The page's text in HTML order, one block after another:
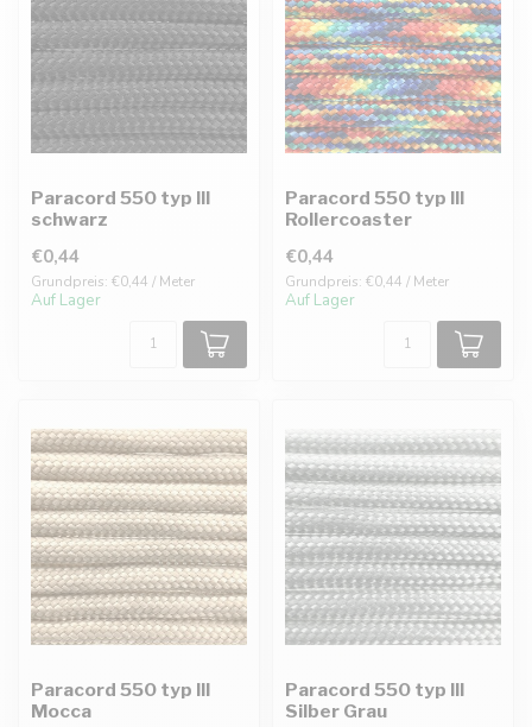
Paracord 550 typ III
schwarz
€0,44
Grundpreis: €0,44 / Meter
Auf Lager
Paracord 550 typ III
Rollercoaster
€0,44
Grundpreis: €0,44 / Meter
Auf Lager
Paracord 550 typ III
Mocca
Paracord 550 typ III
Silber Grau